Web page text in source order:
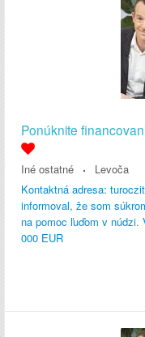
Ponúknite
Iné ostatné
Levoča
Kontaktná adresa:
informoval, že som
na pomoc ľuďom v núdzi.
000 EUR